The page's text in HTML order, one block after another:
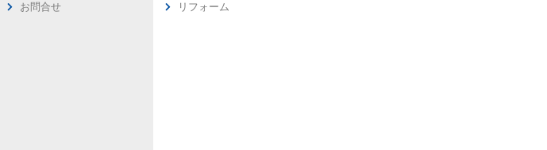
お問合せ
リフォーム